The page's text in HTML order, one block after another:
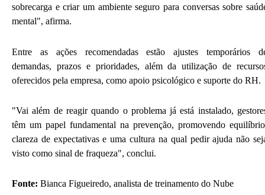
sobrecarga e criar um ambiente seguro para conversas sobre
mental", afirma.
Entre as ações recomendadas estão ajustes temporários
demandas, prazos e prioridades, além da utilização de
oferecidos pela empresa, como apoio psicológico e suporte do RH.
"Vai além de reagir quando o problema já está instalado,
têm um papel fundamental na prevenção, promovendo
clareza de expectativas e uma cultura na qual pedir ajuda não
visto como sinal de fraqueza", conclui.
Fonte: Bianca Figueiredo, analista de treinamento do Nube